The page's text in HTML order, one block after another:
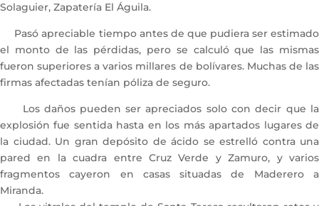
Solaguier, Zapatería El Águila.
Pasó apreciable tiempo antes de que pudiera ser estimado
el monto de las pérdidas, pero se calculó que las mismas
fueron superiores a varios millares de bolívares. Muchas de las
firmas afectadas tenían póliza de seguro.
Los daños pueden ser apreciados solo con decir que la
explosión fue sentida hasta en los más apartados lugares de
la ciudad. Un gran depósito de ácido se estrelló contra una
pared en la cuadra entre Cruz Verde y Zamuro, y varios
fragmentos cayeron en casas situadas de Maderero a
Miranda.